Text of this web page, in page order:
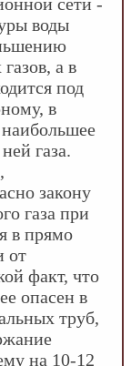
воды
а в
под
в
наибольшее
газа.
закону
газа при
в прямо
от
факт, что
опасен в
труб,
на 10-12